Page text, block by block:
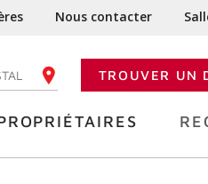
Nous contacter
CODE POSTALTROUVER UN